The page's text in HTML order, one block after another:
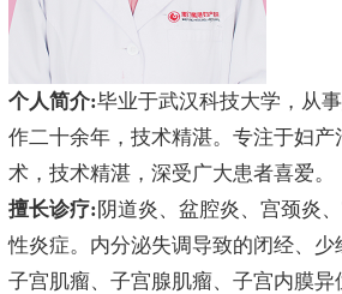
个人简介:毕业于武汉科技大学，从
作二十余年，技术精湛。专注于妇产
术，技术精湛，深受广大患者喜爱。
擅长诊疗: 阴道炎、盆腔炎、宫颈炎
性炎症。内分泌失调导致的闭经、少
子宫肌瘤、子宫腺肌瘤、子宫内膜